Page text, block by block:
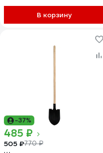
В корзину
-37%
485 ₽
505 ₽770 ₽